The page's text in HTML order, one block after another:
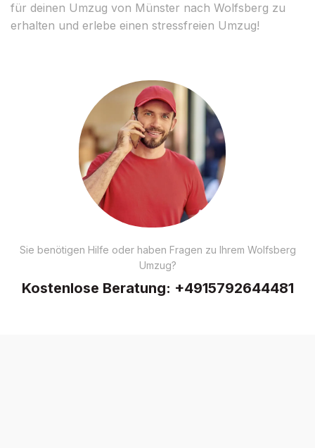
für deinen Umzug von Münster nach Wolfsberg zu
erhalten und erlebe einen stressfreien Umzug!
Sie benötigen Hilfe oder haben Fragen zu Ihrem Wolfsberg
Umzug?
Kostenlose Beratung: +4915792644481